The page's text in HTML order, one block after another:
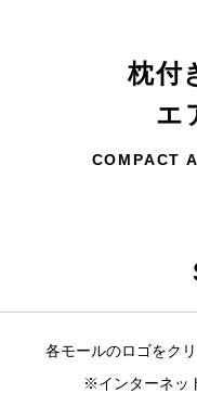
枕付
エ
COMPACT
各モールのロゴをク
※インターネッ